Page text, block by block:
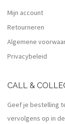
Mijn account
Retourneren
Algemene
Privacybeleid
CALL &
Geef je bestelling
vervolgens op in